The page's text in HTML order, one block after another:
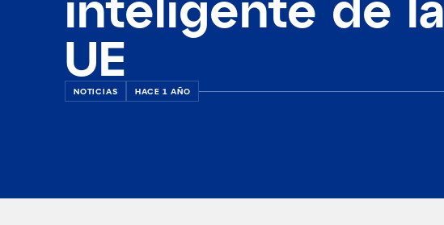
UE
NOTICIAS HACE 1 AÑO